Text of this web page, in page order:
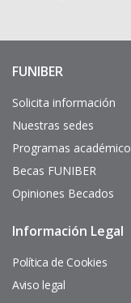
Enlaces
interés
FUNIBER
Solicita información
Nuestras sedes
Programas
Becas FUNIBER
Opiniones Becados
Pie
página
Información Legal
Política de Cookies
Aviso legal